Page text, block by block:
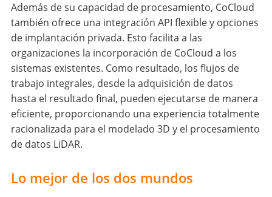
Además de su capacidad de procesamiento, CoCloud
también ofrece una integración API flexible y opciones
de implantación privada. Esto facilita a las
organizaciones la incorporación de CoCloud a los
sistemas existentes. Como resultado, los flujos de
trabajo integrales, desde la adquisición de datos
hasta el resultado final, pueden ejecutarse de manera
eficiente, proporcionando una experiencia totalmente
racionalizada para el modelado 3D y el procesamiento
de datos LiDAR.
Lo mejor de los dos mundos